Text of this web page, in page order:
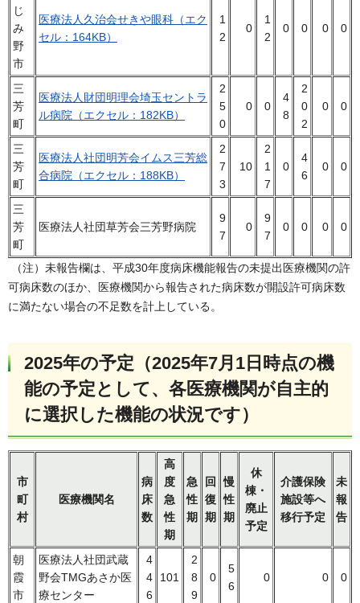
じ
み
野
市
医療法人久治会せきや眼科（エク
セル：164KB）
1
2
0
1
2
0 0 0 0
三
芳
町
医療法人財団明理会埼玉セントラ
ル病院（エクセル：182KB）
2
5
0
0 0
4
8
2
0
2
0 0
三
芳
町
医療法人社団明芳会イムス三芳総
合病院（エクセル：188KB）
2
7
3
10
2
1
7
0
4
6
0 0
三
芳
町
医療法人社団草芳会三芳野病院
9
7
0
9
7
0 0 0 0
（注）未報告欄は、平成30年度病床機能報告の未提出医療機関の許
可病床数のほか、医療機関から報告された病床数が開設許可病床数
に満たない場合の不足数を計上している。
2025年の予定（2025年7月1日時点の機
能の予定として、各医療機関が自主的
に選択した機能の状況です）
市
町
村
医療機関名
病
床
数
高
度
急
性
期
急
性
期
回
復
期
慢
性
期
休
棟・
廃止
予定
介護保険
施設等へ
移行予定
未
報
告
朝
霞
市
医療法人社団武蔵
野会TMGあさか医
療センター
4
4
6
101
2
8
9
0
5
6
0 0 0